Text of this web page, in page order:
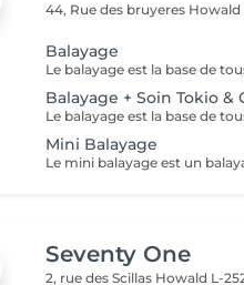
44, Rue des bruyeres Howald
Balayage
Balayage + Soin Tokio &
Mini Balayage
Seventy One
2, rue des Scillas Howald L-